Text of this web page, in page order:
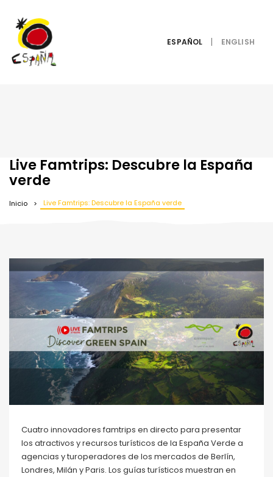
ESPAÑOL
Live Famtrips: Descubre la España
verde
Inicio Live Famtrips: Descubre la España verde
Cuatro innovadores famtrips en directo para presentar
los atractivos y recursos turísticos de la España Verde a
agencias y turoperadores de los mercados de Berlín,
Londres, Milán y Paris. Los guías turísticos muestran en